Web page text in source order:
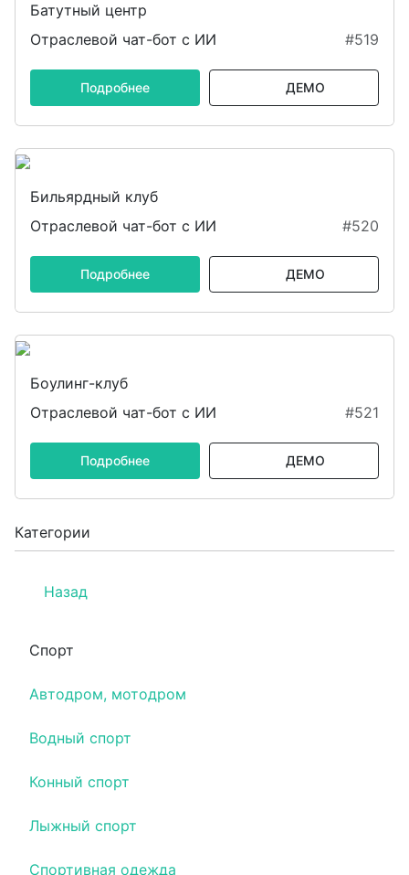
Категории
Назад
Спорт
Автодром, мотодром
Водный спорт
Конный спорт
Лыжный спорт
Спортивная одежда
Батутный центр
Отраслевой чат-бот с ИИ
#519
Подробнее ДЕМО
Бильярдный клуб
Отраслевой чат-бот с ИИ
#520
Подробнее ДЕМО
Боулинг-клуб
Отраслевой чат-бот с ИИ
#521
Подробнее ДЕМО